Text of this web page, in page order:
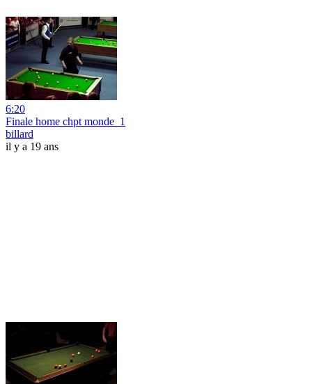
6:20
Finale home chpt monde_1
billard
il y a 19 ans